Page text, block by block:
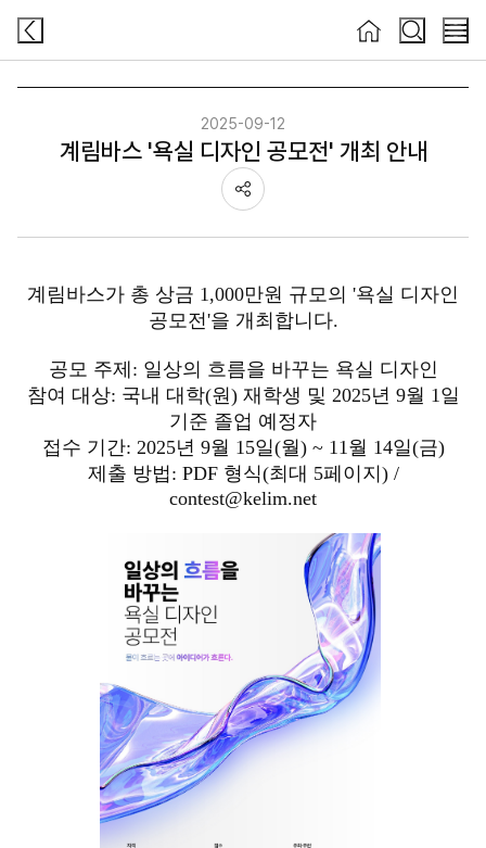
검색 검색 메뉴
2025-09-12
계림바스 '욕실 디자인 공모전' 개최 안내
공유하기
계림바스가 총 상금 1,000만원 규모의 '욕실 디자인
공모전'을 개최합니다.
공모 주제: 일상의 흐름을 바꾸는 욕실 디자인
참여 대상: 국내 대학(원) 재학생 및 2025년 9월 1일
기준 졸업 예정자
접수 기간: 2025년 9월 15일(월) ~ 11월 14일(금)
제출 방법: PDF 형식(최대 5페이지) /
contest@kelim.net